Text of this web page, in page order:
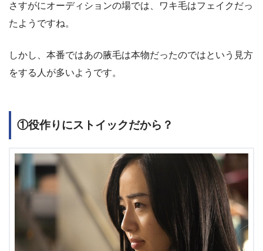
さすがにオーディションの場では、ワキ毛はフェイクだっ
たようですね。
しかし、本番ではあの腋毛は本物だったのではという見方
をする人が多いようです。
①役作りにストイックだから？